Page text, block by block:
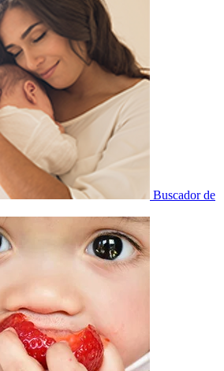
Buscador de